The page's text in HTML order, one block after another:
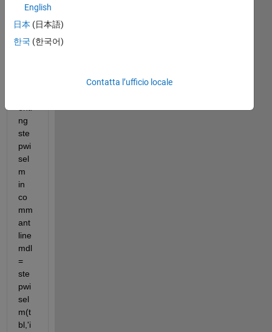
se
reg
res
sio
ng
ste
pwi
sel
m
in
co
mm
ant
line
mdl
=
ste
pwi
sel
m(t
bl,'i
English
日本 (日本語)
한국 (한국어)
Contatta l’ufficio locale